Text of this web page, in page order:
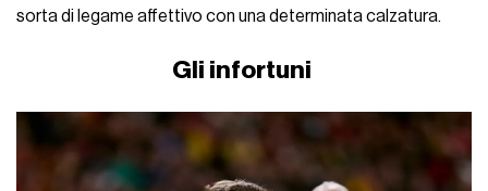
sorta di legame affettivo con una determinata calzatura.
Gli infortuni